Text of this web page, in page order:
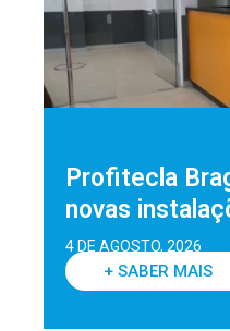
Profitecla
novas
4 DE AGOSTO, 2026
+ SABER MAIS